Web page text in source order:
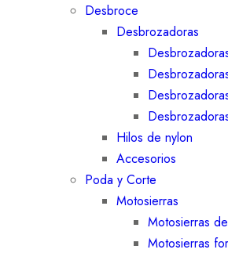
Desbroce
Desbrozadoras
Hilos de nylon
Accesorios
Poda y Corte
Motosierras
Motosierras
Motosierras